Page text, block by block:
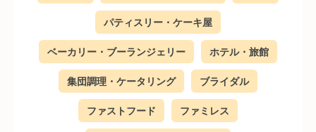
パティスリー・ケーキ屋
ベーカリー・ブーランジェリー ホテル・旅館
集団調理・ケータリング ブライダル
ファストフード ファミレス